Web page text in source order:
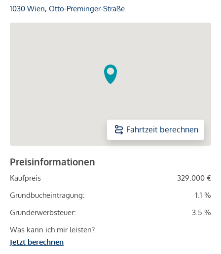
1030 Wien, Otto-Preminger-Straße
Fahrtzeit berechnen
Preisinformationen
Kaufpreis
329.000 €
Grundbucheintragung:
1.1 %
Grunderwerbsteuer:
3.5 %
Was kann ich mir leisten?
Jetzt berechnen